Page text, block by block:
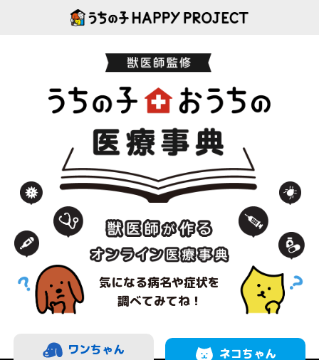
気になる病名や症状を
調べてみてね！
ワンちゃん ネコちゃん